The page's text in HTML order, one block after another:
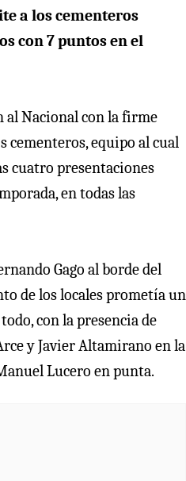
a los cementeros
con 7 puntos en el
Nacional con la firme
cementeros, equipo al cual
cuatro presentaciones
en todas las
Gago al borde del
de los locales prometía un
con la presencia de
y Javier Altamirano en la
Lucero en punta.